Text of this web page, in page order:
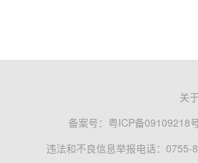
关
备案号： 粤ICP备09109218
违法和不良信息举报电话：0755-